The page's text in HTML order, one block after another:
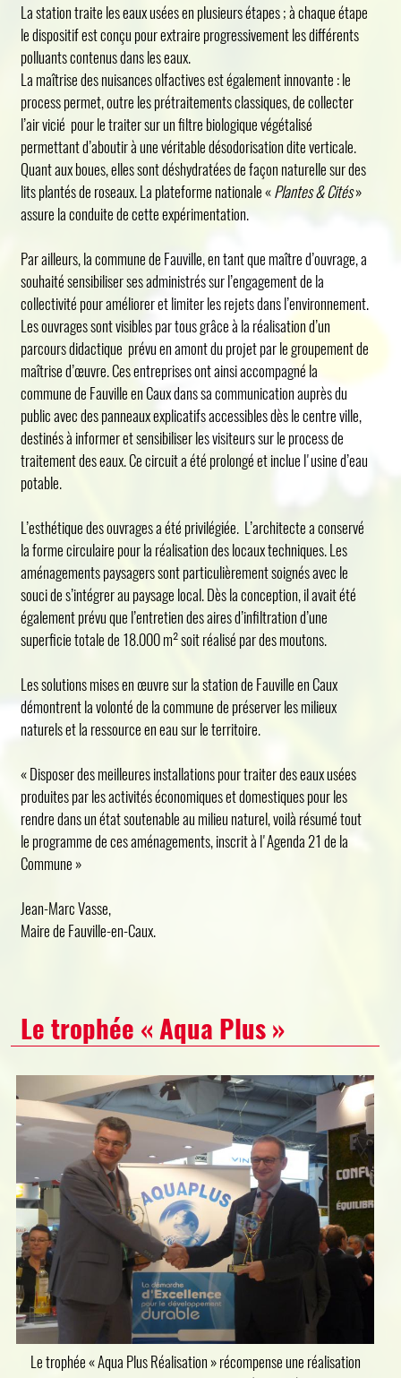
La station traite les eaux usées en plusieurs étapes ; à chaque étape
le dispositif est conçu pour extraire progressivement les différents
polluants contenus dans les eaux.
La maîtrise des nuisances olfactives est également innovante : le
process permet, outre les prétraitements classiques, de collecter
l’air vicié pour le traiter sur un filtre biologique végétalisé
permettant d’aboutir à une véritable désodorisation dite verticale.
Quant aux boues, elles sont déshydratées de façon naturelle sur des
lits plantés de roseaux. La plateforme nationale «Plantes & Cités»
assure la conduite de cette expérimentation.
Par ailleurs, la commune de Fauville, en tant que maître d’ouvrage, a
souhaité sensibiliser ses administrés sur l’engagement de la
collectivité pour améliorer et limiter les rejets dans l’environnement.
Les ouvrages sont visibles par tous grâce à la réalisation d’un
parcours didactique prévu en amont du projet par le groupement de
maîtrise d’œuvre. Ces entreprises ont ainsi accompagné la
commune de Fauville en Caux dans sa communication auprès du
public avec des panneaux explicatifs accessibles dès le centre ville,
destinés à informer et sensibiliser les visiteurs sur le process de
traitement des eaux. Ce circuit a été prolongé et inclue l'usine d’eau
potable.
L’esthétique des ouvrages a été privilégiée. L’architecte a conservé
la forme circulaire pour la réalisation des locaux techniques. Les
aménagements paysagers sont particulièrement soignés avec le
souci de s’intégrer au paysage local. Dès la conception, il avait été
également prévu que l’entretien des aires d’infiltration d’une
superficie totale de 18.000 m² soit réalisé par des moutons.
Les solutions mises en œuvre sur la station de Fauville en Caux
démontrent la volonté de la commune de préserver les milieux
naturels et la ressource en eau sur le territoire.
« Disposer des meilleures installations pour traiter des eaux usées
produites par les activités économiques et domestiques pour les
rendre dans un état soutenable au milieu naturel, voilà résumé tout
le programme de ces aménagements, inscrit à l'Agenda 21 de la
Commune »
Jean-Marc Vasse,
Maire de Fauville-en-Caux.
Le trophée « Aqua Plus »
Le trophée « Aqua Plus Réalisation » récompense une réalisation